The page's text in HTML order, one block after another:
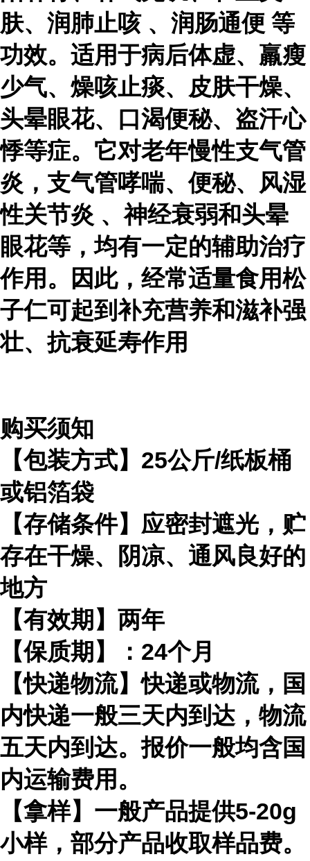
肤、 润肺止咳 、 润肠通便 等
功效。适用于病后体虚、羸瘦
少气、燥咳止痰、皮肤干燥、
头晕眼花、口渴便秘、盗汗心
悸等症。它对老年慢性支气管
炎，支气管哮喘、便秘、
风湿
性关节炎 、神经衰弱和头晕
眼花等，均有一定的辅助治疗
作用。因此，经常适量食用松
子仁可起到补充营养和滋补强
壮、抗衰延寿作用
购买须知
【包装方式】25公斤/纸板桶
或铝箔袋
【存储条件】应密封遮光，贮
存在干燥、阴凉、通风良好的
地方
【有效期】两年
【保质期】：24个月
【快递物流】快递或物流，国
内快递一般三天内到达，物流
五天内到达。报价一般均含国
内运输费用。
【拿样】一般产品提供5-20g
小样，部分产品收取样品费。